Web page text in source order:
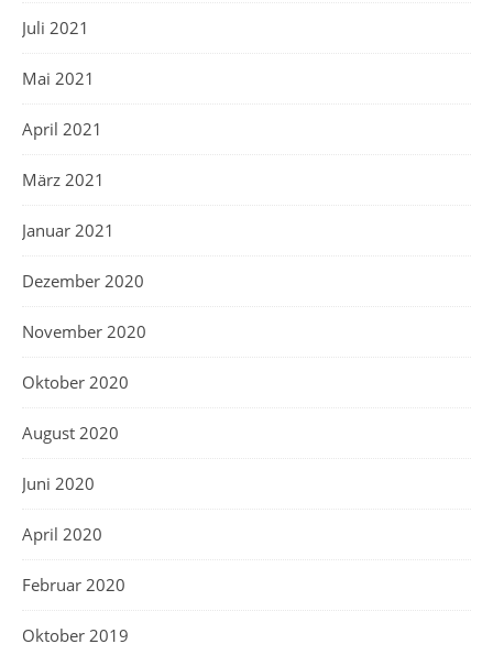
Juli 2021
Mai 2021
April 2021
März 2021
Januar 2021
Dezember 2020
November 2020
Oktober 2020
August 2020
Juni 2020
April 2020
Februar 2020
Oktober 2019